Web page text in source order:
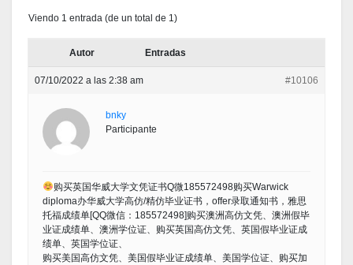
Viendo 1 entrada (de un total de 1)
Autor Entradas
07/10/2022 a las 2:38 am #10106
bnky
Participante
购买英国华威大学文凭证书Q微185572498购买Warwick
diploma办华威大学高仿/精仿毕业证书，offer录取通知书，雅思
托福成绩单[QQ微信：185572498]购买澳洲高仿文凭、澳洲假毕
业证成绩单、澳洲学位证、购买英国高仿文凭、英国假毕业证成
绩单、英国学位证、
购买美国高仿文凭、美国假毕业证成绩单、美国学位证、购买加